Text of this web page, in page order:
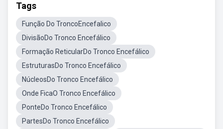
Tags
Função Do TroncoEncefalico
DivisãoDo Tronco Encefálico
Formação ReticularDo Tronco Encefálico
EstruturasDo Tronco Encefálico
NúcleosDo Tronco Encefálico
Onde FicaO Tronco Encefálico
PonteDo Tronco Encefálico
PartesDo Tronco Encefálico